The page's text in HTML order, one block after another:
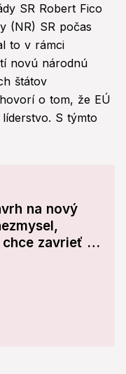
SR Robert Fico
(NR) SR počas
to v rámci
novú národnú
štátov
o tom, že EÚ
S týmto
na nový
zavrieť do